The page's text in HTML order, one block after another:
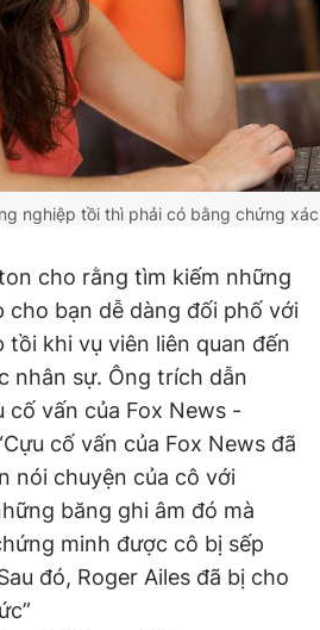
nghiệp tồi thì phải có bằng chứng
cho rằng tìm kiếm những
cho bạn dễ dàng đối phố với
khi vụ viên liên quan đến
nhân sự. Ông trích dẫn
vấn của Fox News -
cố vấn của Fox News đã
nói chuyện của cô với
băng ghi âm đó mà
minh được cô bị sếp
đó, Roger Ailes đã bị cho